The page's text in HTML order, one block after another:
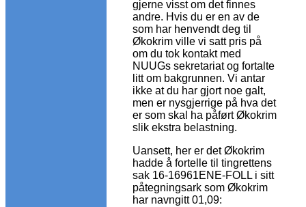
gjerne visst om det finnes
andre. Hvis du er en av de
som har henvendt deg til
Økokrim ville vi satt pris på
om du tok kontakt med
NUUGs sekretariat og fortalte
litt om bakgrunnen. Vi antar
ikke at du har gjort noe galt,
men er nysgjerrige på hva det
er som skal ha påført Økokrim
slik ekstra belastning.
Uansett, her er det Økokrim
hadde å fortelle til tingrettens
sak 16-16961ENE-FOLL i sitt
påtegningsark som Økokrim
har navngitt 01,09: